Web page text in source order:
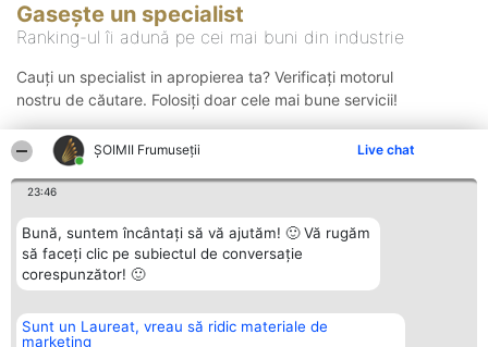
ȘOIMII Frumuseții Live chat
23:46
Bună, suntem încântați să vă ajutăm! 🙂 Vă rugăm
să faceți clic pe subiectul de conversație
corespunzător! 🙂
Sunt un Laureat, vreau să ridic materiale de
marketing
Gasește un specialist
Ranking-ul îi adună pe cei mai buni din industrie
Cauți un specialist in apropierea ta? Verificați motorul
nostru de căutare. Folosiți doar cele mai bune servicii!
Organizator Ranking
BRIGHT SOLUTIONS BR SRL
Plebiscyt Contact